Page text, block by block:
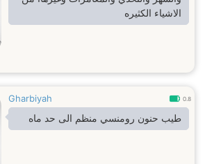
الاشياء الكثيره
Gharbiyah 0.8
طيب حنون رومنسي منظم الى حد ماه